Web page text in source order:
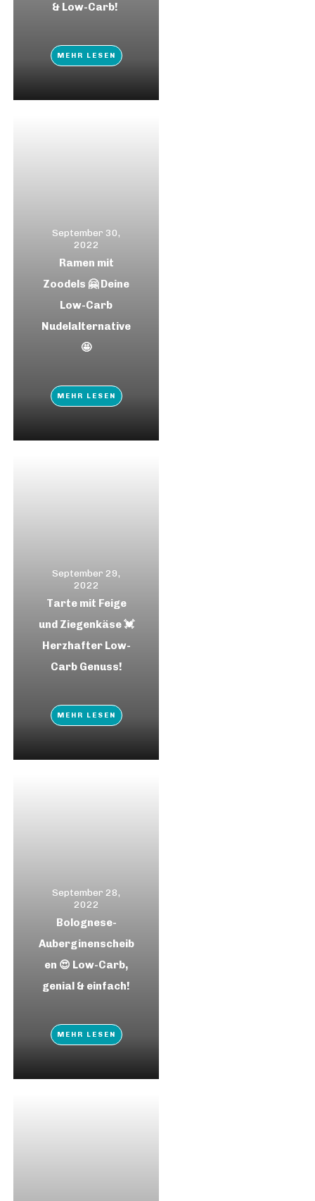
& Low-Carb!
MEHR LESEN
September 30,
2022
Ramen mit
Zoodels 🤗 Deine
Low-Carb
Nudelalternative
🤩
MEHR LESEN
September 29,
2022
Tarte mit Feige
und Ziegenkäse 💓
Herzhafter Low-
Carb Genuss!
MEHR LESEN
September 28,
2022
Bolognese-
Auberginenscheib
en 😍 Low-Carb,
genial & einfach!
MEHR LESEN